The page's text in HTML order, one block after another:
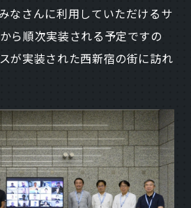
なさんに利用していただけるサ
ら順次実装される予定ですの
が実装された西新宿の街に訪れ